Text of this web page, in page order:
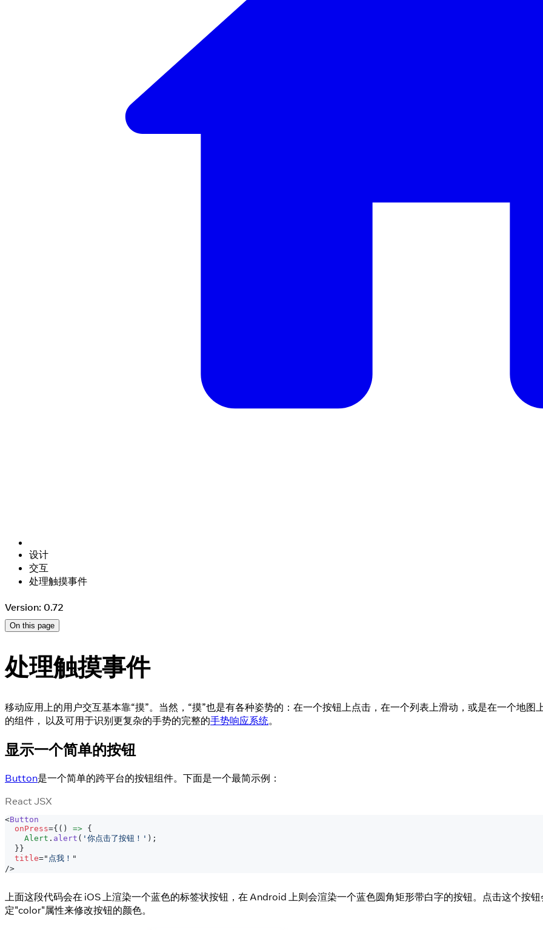
设计
交互
处理触摸事件
Version: 0.72
On this page
处理触摸事件
移动应用上的用户交互基本靠“摸”。当然，“摸”也是有各种姿势的：在一个按钮上点击，在一个列表上滑动，或是在一个地
的组件， 以及可用于识别更复杂的手势的完整的手势响应系统。
显示一个简单的按钮
Button是一个简单的跨平台的按钮组件。下面是一个最简示例：
React JSX
<Button
onPress={ ( ) => {
Alert . alert ( '你点击了按钮！' ) ;
} }
title=" 点我！ "
/>
上面这段代码会在 iOS 上渲染一个蓝色的标签状按钮，在 Android 上则会渲染一个蓝色圆角矩形带白字的按钮。点击这个按
定"color"属性来修改按钮的颜色。